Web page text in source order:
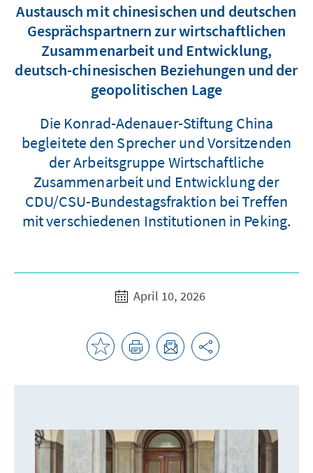
Austausch mit chinesischen und deutschen
Gesprächspartnern zur wirtschaftlichen
Zusammenarbeit und Entwicklung,
deutsch-chinesischen Beziehungen und der
geopolitischen Lage
Die Konrad-Adenauer-Stiftung China
begleitete den Sprecher und Vorsitzenden
der Arbeitsgruppe Wirtschaftliche
Zusammenarbeit und Entwicklung der
CDU/CSU-Bundestagsfraktion bei Treffen
mit verschiedenen Institutionen in Peking.
April 10, 2026